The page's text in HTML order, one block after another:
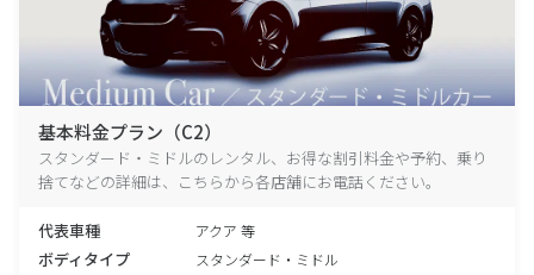
基本料金プラン（C2）
スタンダード・ミドルのレンタル、お得な割引料金や予約、乗り
捨てなどの詳細は、こちらから各店舗にお電話ください。
代表車種 アクア 等
ボディタイプ スタンダード・ミドル